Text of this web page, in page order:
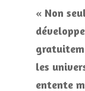
« Non
les
entente